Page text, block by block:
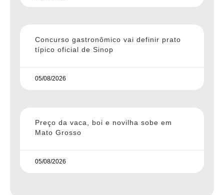
Concurso gastronômico vai definir prato
típico oficial de Sinop
05/08/2026
Preço da vaca, boi e novilha sobe em
Mato Grosso
05/08/2026